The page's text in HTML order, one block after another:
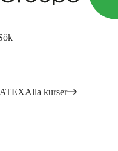
ATEXAlla kurser